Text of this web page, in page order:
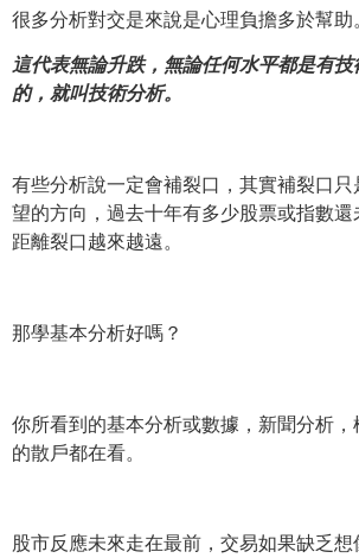
很多分析對交是來說是心理負擔多於幫助。
這代表無論升跌，無論任何水平都是有
的， 就叫技術分析。
有些分析說一定會補裂口， 其實補裂口
望的方向， 過去十年有多少股票或指數還
距離裂口越來越遠。
那學基本分析好嗎？
你所看到的基本分析或數據，新聞分析，
的散戶都在看。
股市反應未來走在最前，交易如果缺乏